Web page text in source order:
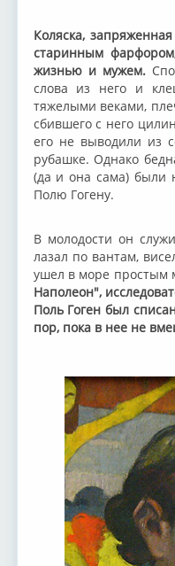
Коляска,
старинным
жизнью и мужем.
слова из него и
тяжелыми веками,
сбившего с него
его не выводили из
рубашке. Однако
(да и она сама) были
Полю Гогену.
В молодости он
лазал по вантам,
ушел в море простым
Наполеон",
Поль Гоген был
пор, пока в нее не